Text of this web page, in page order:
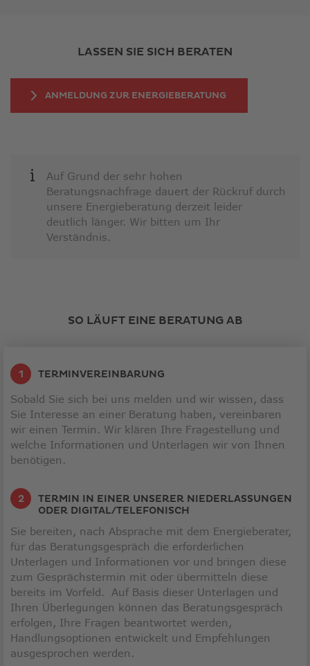
LASSEN SIE SICH BERATEN
ANMELDUNG ZUR ENERGIEBERATUNG
Auf Grund der sehr hohen
Beratungsnachfrage dauert der Rückruf durch
unsere Energieberatung derzeit leider
deutlich länger. Wir bitten um Ihr
Verständnis.
SO LÄUFT EINE BERATUNG AB
TERMINVEREINBARUNG
Sobald Sie sich bei uns melden und wir wissen, dass
Sie Interesse an einer Beratung haben, vereinbaren
wir einen Termin. Wir klären Ihre Fragestellung und
welche Informationen und Unterlagen wir von Ihnen
benötigen.
TERMIN IN EINER UNSERER NIEDERLASSUNGEN
ODER DIGITAL/TELEFONISCH
Sie bereiten, nach Absprache mit dem Energieberater,
für das Beratungsgespräch die erforderlichen
Unterlagen und Informationen vor und bringen diese
zum Gesprächstermin mit oder übermitteln diese
bereits im Vorfeld. Auf Basis dieser Unterlagen und
Ihren Überlegungen können das Beratungsgespräch
erfolgen, Ihre Fragen beantwortet werden,
Handlungsoptionen entwickelt und Empfehlungen
ausgesprochen werden.